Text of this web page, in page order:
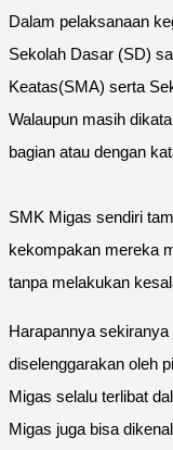
Dalam pelaksanaan
Sekolah Dasar (SD)
Keatas(SMA) serta
Walaupun masih
bagian atau dengan
SMK Migas sendiri
kekompakan mereka
tanpa melakukan
Harapannya
diselenggarakan oleh
Migas selalu terlibat
Migas juga bisa